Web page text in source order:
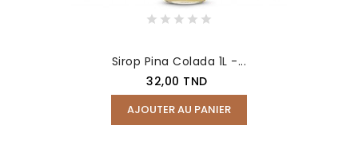
Sirop Pina Colada 1L -...
Prix
32,00 TND
AJOUTER AU PANIER